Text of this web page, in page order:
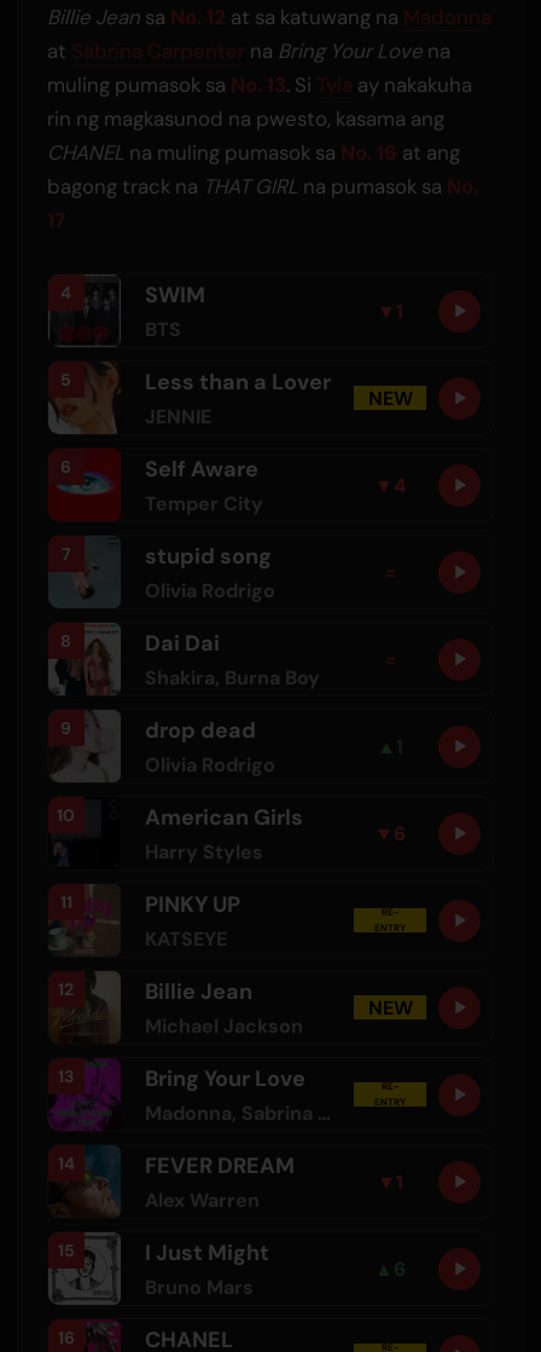
Billie Jeansa No. 12 at sa katuwang na Madonna
at Sabrina Carpenter na Bring Your Lovena
muling pumasok sa No. 13. Si Tyla ay nakakuha
rin ng magkasunod na pwesto, kasama ang
CHANEL na muling pumasok sa No. 16 at ang
bagong track na THAT GIRL na pumasok sa No.
17
4 SWIM
BTS
▼ 1
5 Less than a Lover
JENNIE
NEW
6 Self Aware
Temper City
▼ 4
7 stupid song
Olivia Rodrigo
=
8 Dai Dai
Shakira, Burna Boy
=
9 drop dead
Olivia Rodrigo
▲ 1
10 American Girls
Harry Styles
▼ 6
11 PINKY UP
KATSEYE
RE-
ENTRY
12 Billie Jean
Michael Jackson
NEW
13 Bring Your Love
Madonna, Sabrina Carpenter
RE-
ENTRY
14 FEVER DREAM
Alex Warren
▼ 1
15 I Just Might
Bruno Mars
▲ 6
16 CHANEL RE-